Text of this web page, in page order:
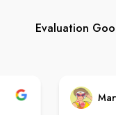
Evaluation